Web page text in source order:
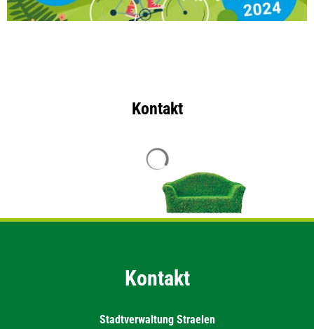
Kontakt
Kontakt
Stadtverwaltung Straelen